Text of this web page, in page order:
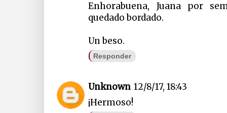
Enhorabuena, Juana por
quedado bordado.
Un beso.
Responder
Unknown 12/8/17, 18:43
¡Hermoso!